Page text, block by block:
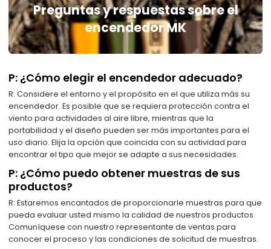
Preguntas y respuestas sobre el
encendedor MK
P: ¿Cómo elegir el encendedor adecuado?
R: Considere el entorno y el propósito en el que utiliza más su
encendedor. Es posible que se requiera protección contra el
viento para actividades al aire libre, mientras que la
portabilidad y el diseño pueden ser más importantes para el
uso diario. Elija la opción que coincida con su actividad para
encontrar el tipo que mejor se adapte a sus necesidades.
P: ¿Cómo puedo obtener muestras de sus
productos?
R: Estaremos encantados de proporcionarle muestras para que
pueda evaluar usted mismo la calidad de nuestros productos.
Comuníquese con nuestro representante de ventas para
conocer el proceso y las condiciones de solicitud de muestras.